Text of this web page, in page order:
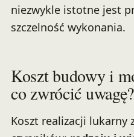
niezwykle istotne jest
szczelność wykonania.
Koszt budowy i
co zwrócić uwagę?
Koszt realizacji lukarny